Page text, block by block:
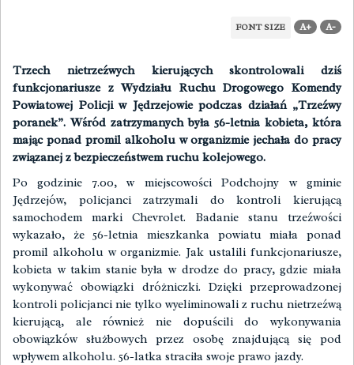
FONT SIZE A+ A-
Trzech nietrzeźwych kierujących skontrolowali dziś
funkcjonariusze z Wydziału Ruchu Drogowego Komendy
Powiatowej Policji w Jędrzejowie podczas działań „Trzeźwy
poranek”. Wśród zatrzymanych była 56-letnia kobieta, która
mając ponad promil alkoholu w organizmie jechała do pracy
związanej z bezpieczeństwem ruchu kolejowego.
Po godzinie 7.00, w miejscowości Podchojny w gminie
Jędrzejów, policjanci zatrzymali do kontroli kierującą
samochodem marki Chevrolet. Badanie stanu trzeźwości
wykazało, że 56-letnia mieszkanka powiatu miała ponad
promil alkoholu w organizmie. Jak ustalili funkcjonariusze,
kobieta w takim stanie była w drodze do pracy, gdzie miała
wykonywać obowiązki dróżniczki. Dzięki przeprowadzonej
kontroli policjanci nie tylko wyeliminowali z ruchu nietrzeźwą
kierującą, ale również nie dopuścili do wykonywania
obowiązków służbowych przez osobę znajdującą się pod
wpływem alkoholu. 56-latka straciła swoje prawo jazdy.